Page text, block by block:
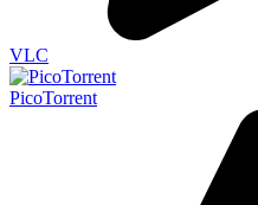
VLC
PicoTorrent